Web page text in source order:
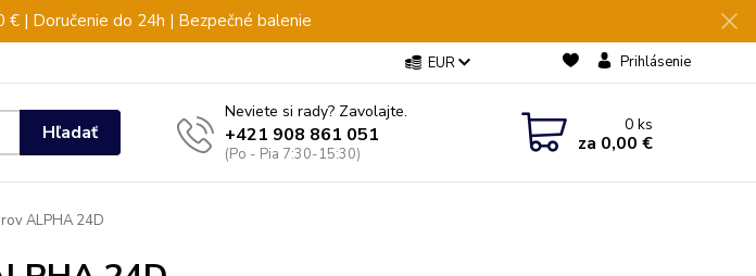
€ | Doručenie do 24h | Bezpečné balenie
EUR Prihlásenie
Hľadať
Neviete si rady? Zavolajte.
+421 908 861 051
(Po - Pia 7:30-15:30)
0ks
za 0,00 €
ALPHA 24D